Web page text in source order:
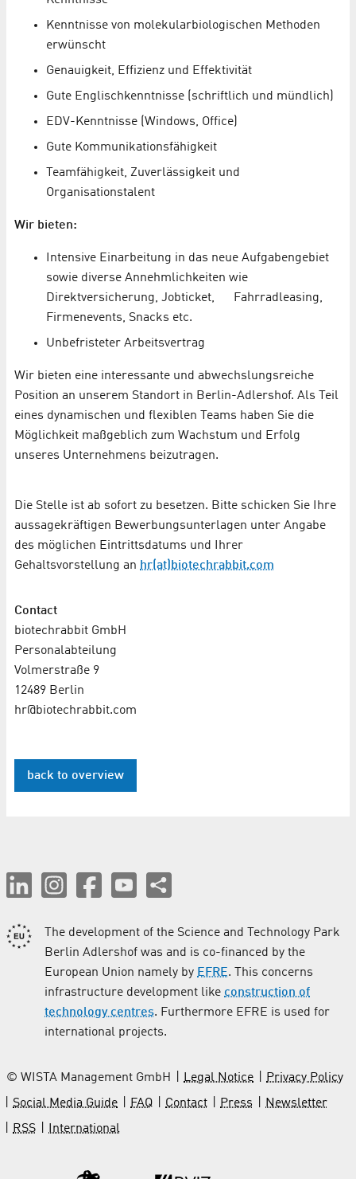
Kenntnisse von molekularbiologischen Methoden
erwünscht
Genauigkeit, Effizienz und Effektivität
Gute Englischkenntnisse (schriftlich und mündlich)
EDV-Kenntnisse (Windows, Office)
Gute Kommunikationsfähigkeit
Teamfähigkeit, Zuverlässigkeit und
Organisationstalent
Wir bieten:
Intensive Einarbeitung in das neue Aufgabengebiet
sowie diverse Annehmlichkeiten wie
Direktversicherung, Jobticket, Fahrradleasing,
Firmenevents, Snacks etc.
Unbefristeter Arbeitsvertrag
Wir bieten eine interessante und abwechslungsreiche
Position an unserem Standort in Berlin-Adlershof. Als Teil
eines dynamischen und flexiblen Teams haben Sie die
Möglichkeit maßgeblich zum Wachstum und Erfolg
unseres Unternehmens beizutragen.
Die Stelle ist ab sofort zu besetzen. Bitte schicken Sie Ihre
aussagekräftigen Bewerbungsunterlagen unter Angabe
des möglichen Eintrittsdatums und Ihrer
Gehaltsvorstellung an hr(at)biotechrabbit.com
Contact
biotechrabbit GmbH
Personalabteilung
Volmerstraße 9
12489 Berlin
hr@biotechrabbit.com
back to overview
The development of the Science and Technology Park
Berlin Adlershof was and is co-financed by the
European Union namely by EFRE. This concerns
infrastructure development like construction of
technology centres. Furthermore EFRE is used for
international projects.
© WISTA Management GmbH Legal Notice
Privacy Policy
Social Media Guide
FAQ Contact Press
Newsletter
RSS
International